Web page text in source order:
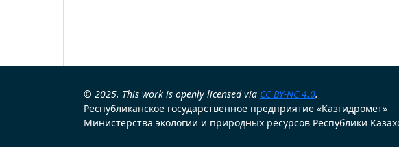
© 2025. This work is openly licensed via CC BY-NC 4.0.
Республиканское государственное предприятие «Казгидромет»
Министерства экологии и природных ресурсов Республики